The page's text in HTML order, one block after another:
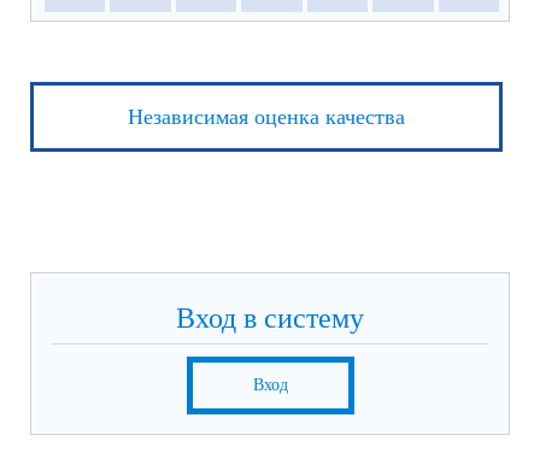
Независимая оценка качества
Вход в систему
Вход